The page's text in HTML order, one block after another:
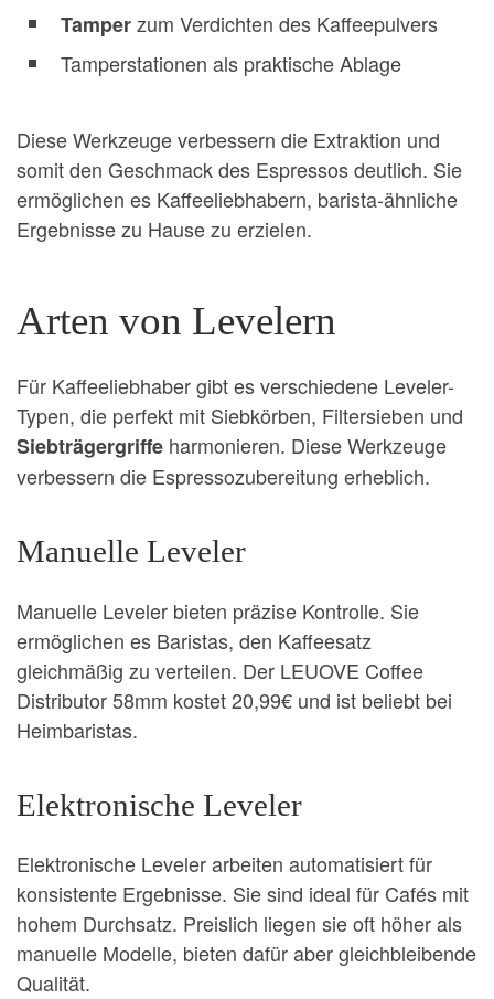
Tamperzum Verdichten des Kaffeepulvers
Tamperstationen als praktische Ablage
Diese Werkzeuge verbessern die Extraktion und
somit den Geschmack des Espressos deutlich. Sie
ermöglichen es Kaffeeliebhabern, barista-ähnliche
Ergebnisse zu Hause zu erzielen.
Arten von Levelern
Für Kaffeeliebhaber gibt es verschiedene Leveler-
Typen, die perfekt mit Siebkörben, Filtersieben und
Siebträgergriffe harmonieren. Diese Werkzeuge
verbessern die Espressozubereitung erheblich.
Manuelle Leveler
Manuelle Leveler bieten präzise Kontrolle. Sie
ermöglichen es Baristas, den Kaffeesatz
gleichmäßig zu verteilen. Der LEUOVE Coffee
Distributor 58mm kostet 20,99€ und ist beliebt bei
Heimbaristas.
Elektronische Leveler
Elektronische Leveler arbeiten automatisiert für
konsistente Ergebnisse. Sie sind ideal für Cafés mit
hohem Durchsatz. Preislich liegen sie oft höher als
manuelle Modelle, bieten dafür aber gleichbleibende
Qualität.